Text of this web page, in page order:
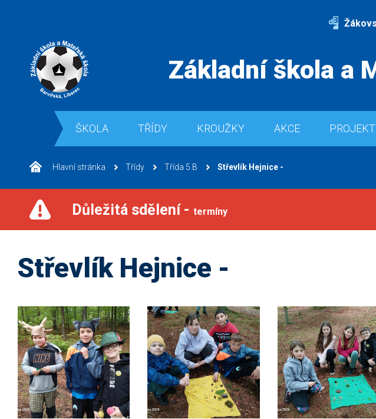
Základní škola a
ŠKOLA TŘÍDY KROUŽKY AKCE
Hlavní stránka Třídy Třída 5.B Střevlík Hejnice -
Důležitá sdělení - termíny
Střevlík Hejnice -